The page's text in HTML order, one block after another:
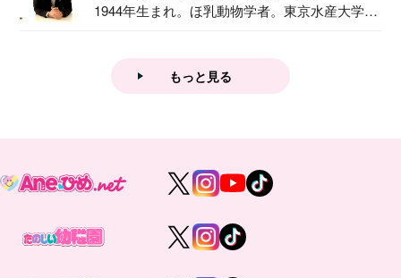
1944年生まれ。ほ乳動物学者。東京水産大学卒
もっと見る